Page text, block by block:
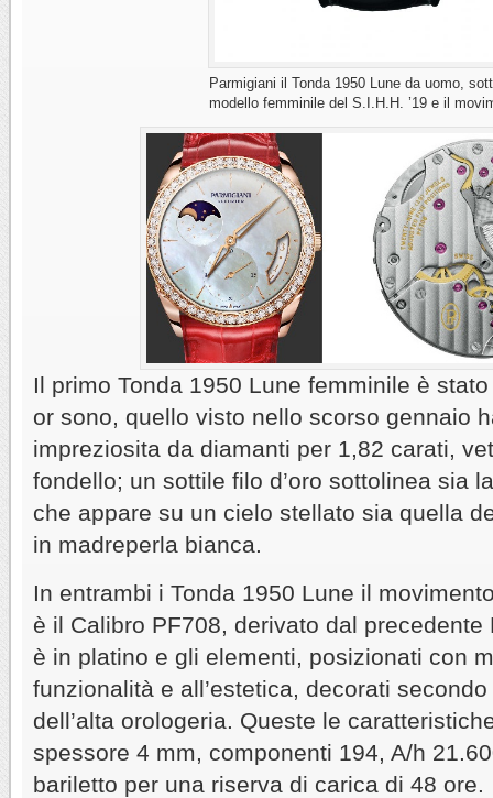
Parmigiani il Tonda 1950 Lune da uomo,
modello femminile del S.I.H.H. ’19 e il
Il primo Tonda 1950 Lune femminile è
or sono, quello visto nello scorso gennaio
impreziosita da diamanti per 1,82 carati,
fondello; un sottile filo d’oro sottolinea sia
che appare su un cielo stellato sia quella
in madreperla bianca.
In entrambi i Tonda 1950 Lune il
è il Calibro PF708, derivato dal precedente
è in platino e gli elementi, posizionati con
funzionalità e all’estetica, decorati
dell’alta orologeria. Queste le
spessore 4 mm, componenti 194, A/h
bariletto per una riserva di carica di 48 ore.